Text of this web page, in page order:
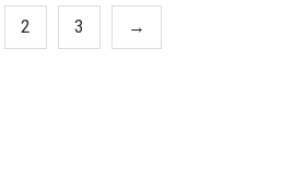
2 3 →